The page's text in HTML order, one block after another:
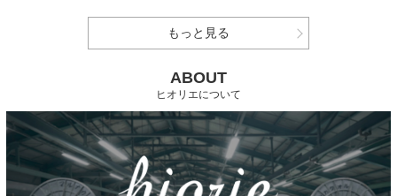
もっと見る
ABOUT
ヒオリエについて